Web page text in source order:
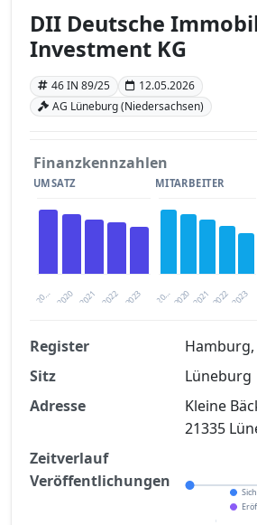
DII Deutsche
Investment KG
46 IN 89/25
12.05.2026
AG Lüneburg (Niedersachsen)
Finanzkennzahlen
UMSATZ
20… 2021 2023
2020 2022
MITARBEITER
20… 2021 2023
2020 2022
Finanzkennzahlen nach
Registrierung
Jetzt kostenlos
Register
Hamburg,
Sitz
Lüneburg
Adresse
Kleine
21335
Zeitverlauf
Veröffentlichungen